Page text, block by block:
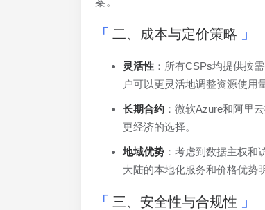
二、成本与定价策略
灵活性 ：所有CSPs均提供按
户可以更灵活地调整资源使用
长期合约 ：微软Azure和阿里
更经济的选择。
地域优势 ：考虑到数据主权
大陆的本地化服务和价格优势
三、安全性与合规性